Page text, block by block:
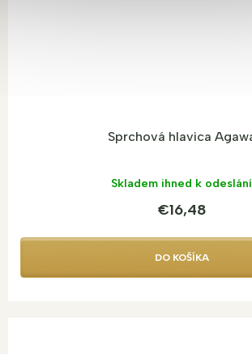
Sprchová hlavica
Skladem ihned k odeslání
€16,48
DO KOŠÍKA